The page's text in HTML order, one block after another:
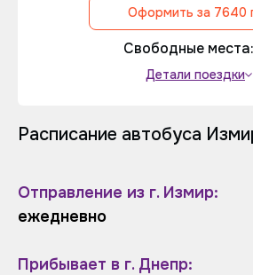
Оформить за 7640
Свободные места:
Детали поездки
Расписание автобуса
Отправление из г. Измир:
ежедневно
Прибывает в г. Днепр: